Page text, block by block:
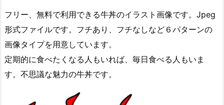
フリー、無料で利用できる牛丼のイラスト画像です。Jpeg
形式ファイルです。フチあり、フチなしなど６パターンの
画像タイプを用意しています。
定期的に食べたくなる人もいれば、毎日食べる人もいま
す。不思議な魅力の牛丼です。